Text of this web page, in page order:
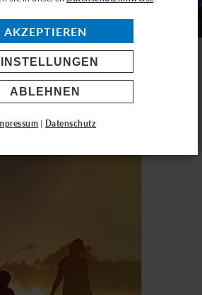
AKZEPTIEREN
ABLEHNEN
| Datenschutz